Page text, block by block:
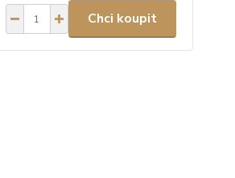
Chci koupit